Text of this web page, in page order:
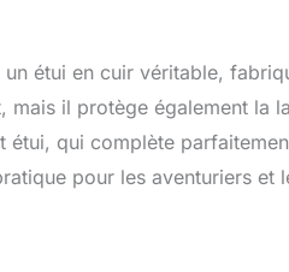
un étui en cuir véritable,
il protège également la
étui, qui complète
pour les aventuriers et